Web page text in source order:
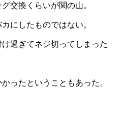
交換くらいが関の山。
にしたものではない。
過ぎてネジ切ってしまった
ったということもあった。